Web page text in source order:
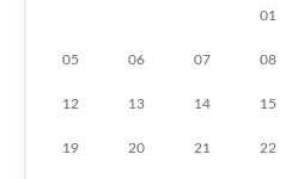
01
05 06 07 08
12 13 14 15
19 20 21 22